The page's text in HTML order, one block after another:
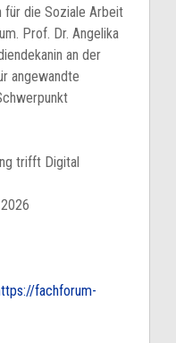
für die Soziale Arbeit
Prof. Dr. Angelika
an der
angewandte
trifft Digital
fachforum-